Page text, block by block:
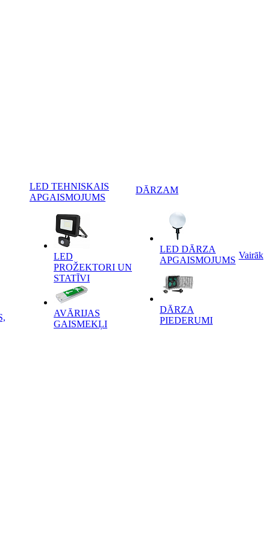
LED TEHNISKAIS
APGAISMOJUMS
LED
PROŽEKTORI UN
STATĪVI
AVĀRIJAS
GAISMEKĻI
DĀRZAM
LED DĀRZA
APGAISMOJUMS
DĀRZA
PIEDERUMI
Vairāk